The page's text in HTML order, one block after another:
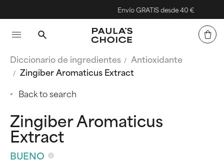
Envío GRATIS desde 40 €
Diccionario de ingredientes
Antioxidante
Zingiber Aromaticus Extract
Back to search
Zingiber Aromaticus
Extract
BUENO